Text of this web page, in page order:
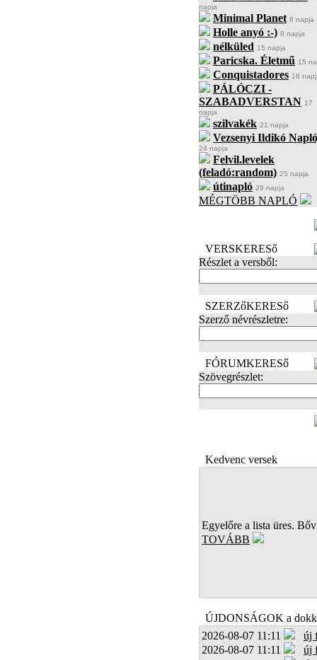
napja
Minimal Planet 8 napja
Holle anyó :-) 8 napja
nélküled 15 napja
Paricska. Életmű 15
Conquistadores 16
PÁLÓCZI -
SZABADVERSTAN 17
napja
szilvakék 21 napja
Vezsenyi Ildikó
24 napja
Felvil.levelek
(feladó:random) 25 napja
útinapló 29 napja
MÉGTÖBB NAPLÓ
VERSKERESő
Részlet a versből:
SZERZőKERESő
Szerző névrészletre:
FÓRUMKERESő
Szövegrészlet:
Kedvenc versek
Egyelőre a lista üres.
TOVÁBB
ÚJDONSÁGOK a
2026-08-07 11:11
új
2026-08-07 11:11
új